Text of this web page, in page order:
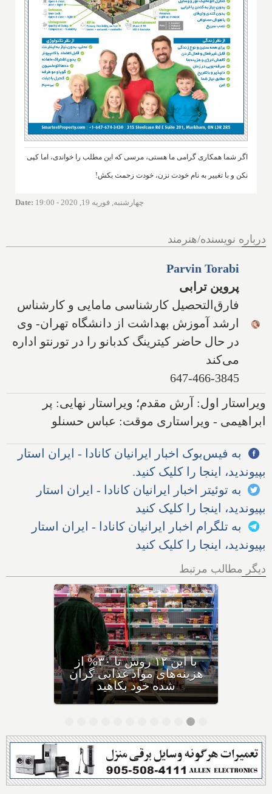
اگر شما همکاری گرامی ما هستی، مرسی که این مطلب را خواندی، اما کپی
نکن و با تغییر به نام خودت نزن، خودت زحمت بکش!
Date: چهارشنبه, فوریه 19, 2020 - 19:00
درباره نویسنده/هنرمند
Parvin Torabi
پروین ترابی
فارق‌التحصیل کارشناسی مامایی و کارشناس
ارشد آموزش بهداشت از دانشگاه تهران- وی
در حال حاضر کیترینگ کدبانو را در تورنتو اداره
می‌کند
647-466-3845
ویراستار اول: آرش مقدم؛ ویراستار نهایی: پر
ابراهیمی - ویراستاری موقت: عباس حسنلو
به فیس‌بوک اخبار ایرانیان کانادا - ایران استار
بپیوندید، اینجا را کلیک کنید.
به توئیتر اخبار ایرانیان کانادا - ایران استار
بپیوندید، اینجا را کلیک کنید
به تلگرام اخبار ایرانیان کانادا - ایران استار
بپیوندید، اینجا را کلیک کنید
دیگر مطالب مرتبط
چگونه موفق‌ترین کافه
رستوران ترکیه‌ای با غذاهای
خوشمزه‌اش به دنیا و تورنتو
رسید؟